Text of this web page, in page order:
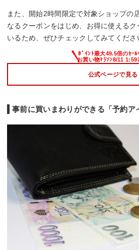
また、開始2時間限定で対象ショップの
なるクーポンをはじめ、お得に使える
いるため、ぜひチェックしてみてくださ
公式ページで見る
事前に買いまわりができる「予約ア